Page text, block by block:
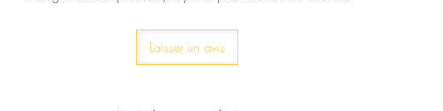
Vous pouvez les assortir avec votre
Laisser un avis